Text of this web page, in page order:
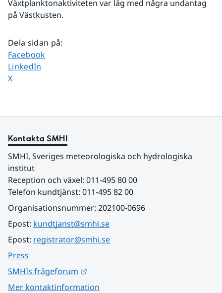
Växtplanktonaktiviteten var låg med några undantag
på Västkusten.
Dela sidan på:
Dela sidan på
Facebook
Dela sidan på
LinkedIn
Dela sidan på
X
Kontakta SMHI
SMHI, Sveriges meteorologiska och hydrologiska
institut
Reception och växel: 011-495 80 00
Telefon kundtjänst: 011-495 82 00
Organisationsnummer: 202100-0696
Epost: kundtjanst@smhi.se
Epost: registrator@smhi.se
Press
SMHIs frågeforum
Mer kontaktinformation